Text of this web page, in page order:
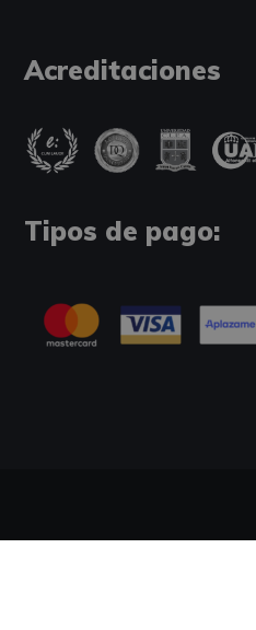
Acreditaciones
Tipos de pago: